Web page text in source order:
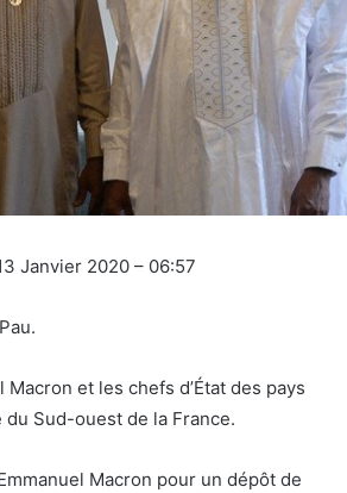
Janvier 2020 – 06:57
et les chefs d’État des pays
du Sud-ouest de la France.
Macron pour un dépôt de